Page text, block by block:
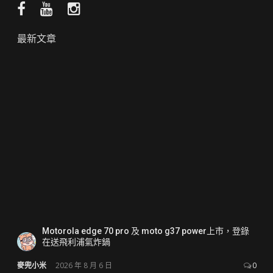
Facebook
團
YouTube
頻
Instagram
最新文章
Motorola edge 70 pro 及 moto g37 power上市，登錄
在送飛利浦氣炸鍋
麥兜小米 2026 年 8 月 6 日 0